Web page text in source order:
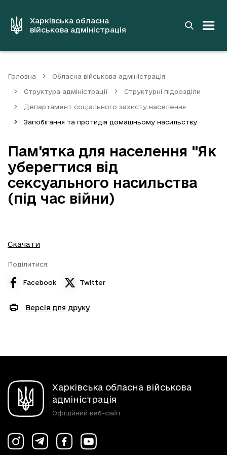
вмістуХарківська обласна
військова адміністрація
Головна Обласна військова адміністрація
Структура адміністрації Структурні підрозділи
Департамент соціального захисту населення
Запобігання та протидія домашньому насильству
Пам'ятка для населення "Як
уберегтися від
сексуального насильства
(під час війни)
Скачати
Поділитися:
Facebook Twitter
Версія для друку
Харківська обласна військова
адміністрація
Офіційний веб-сайт